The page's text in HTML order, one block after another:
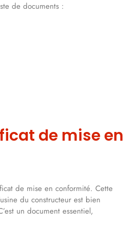
de documents :
de mise en
de mise en conformité. Cette
du constructeur est bien
un document essentiel,